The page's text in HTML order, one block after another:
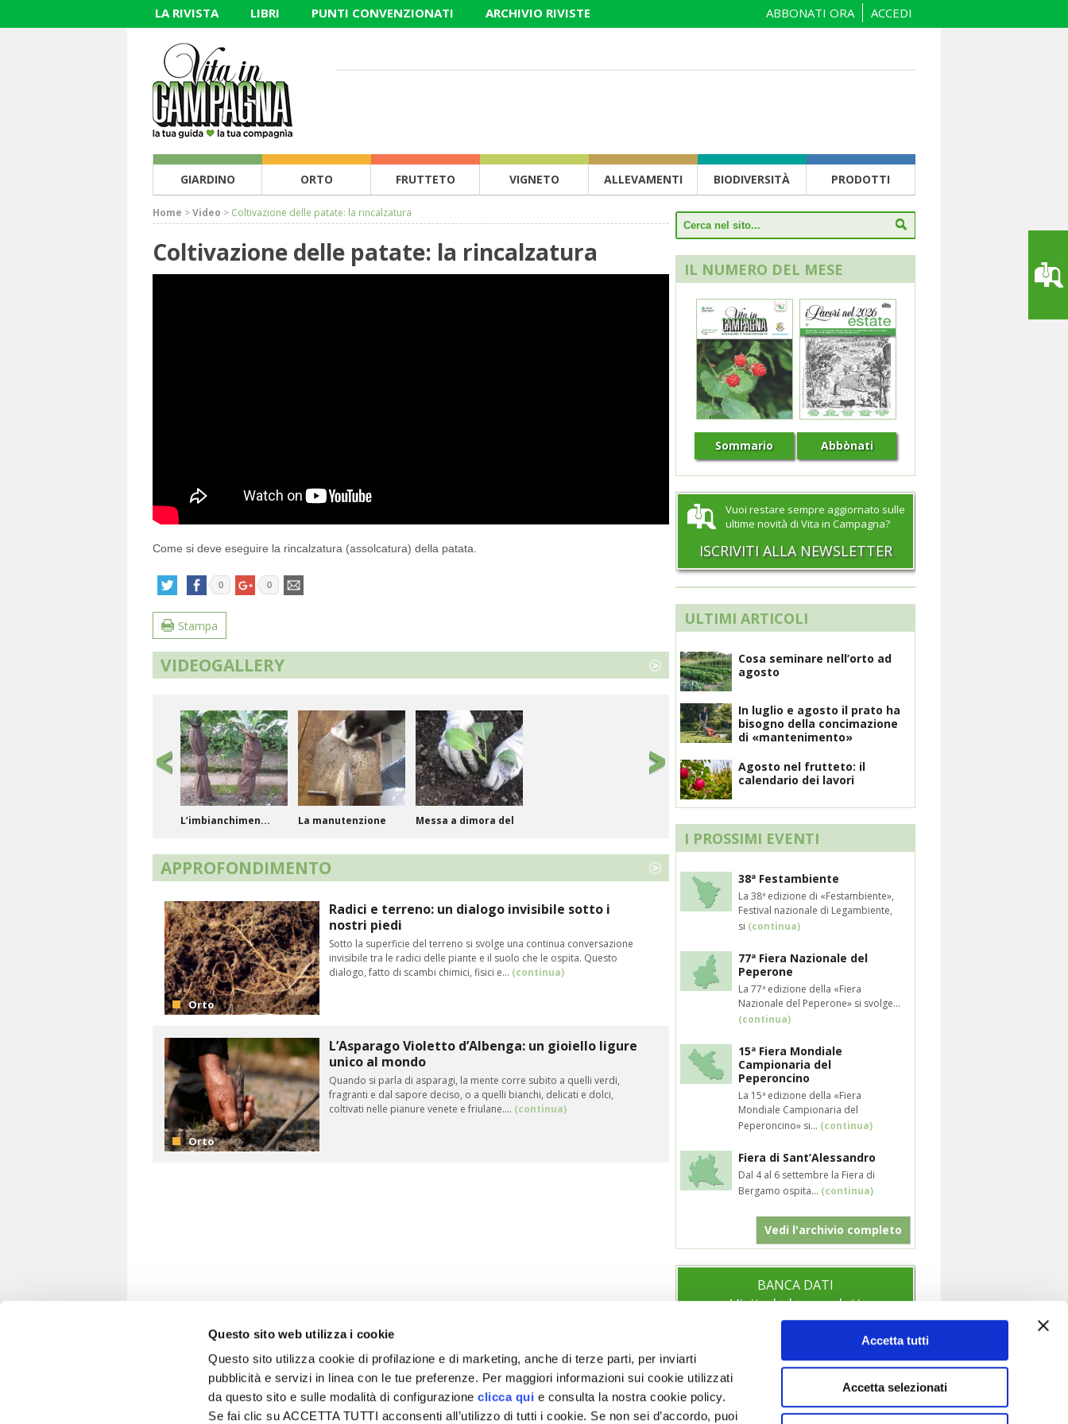
Questo sito web utilizza i cookie
Questo sito utilizza cookie di profilazione e di marketing, anche di terze parti, per inviarti
pubblicità e servizi in linea con le tue preferenze. Per maggiori informazioni sui cookie utilizzati
da questo sito e sulle modalità di configurazioneclicca qui e consulta la nostra cookie policy.
Se fai clic su ACCETTA TUTTI acconsenti all’utilizzo di tutti i cookie. Se non sei d’accordo, puoi
Accetta tutti
Accetta selezionati
LA RIVISTA LIBRI PUNTI CONVENZIONATI ARCHIVIO RIVISTE ACCEDI
ABBONATI ORA
GIARDINO ORTO FRUTTETO VIGNETO ALLEVAMENTI BIODIVERSITÀ PRODOTTI
Home >Video > Coltivazione delle patate: la rincalzatura
Coltivazione delle patate: la rincalzatura
Come si deve eseguire la rincalzatura (assolcatura) della patata.
0 0
Stampa
VIDEOGALLERY
L’imbianchimen...
La manutenzione
Messa a dimora del
Messa a dimora
dello...
Come eseguire i
lavo...
La semina del
fagiol...
Coltivazione delle
p...
Semina anticipata
de...
APPROFONDIMENTO
Orto
Radici e terreno: un dialogo invisibile sotto i
nostri piedi
Sotto la superficie del terreno si svolge una continua conversazione
invisibile tra le radici delle piante e il suolo che le ospita. Questo
dialogo, fatto di scambi chimici, fisici e… (continua)
Orto
L’Asparago Violetto d’Albenga: un gioiello ligure
unico al mondo
Quando si parla di asparagi, la mente corre subito a quelli verdi,
fragranti e dal sapore deciso, o a quelli bianchi, delicati e dolci,
coltivati nelle pianure venete e friulane.… (continua)
IL NUMERO DEL MESE
Sommario Abbònati
Vuoi restare sempre aggiornato sulle
ultime novità di Vita in Campagna?
ISCRIVITI ALLA NEWSLETTER
ULTIMI ARTICOLI
Cosa seminare nell’orto ad
agosto
In luglio e agosto il prato ha
bisogno della concimazione
di «mantenimento»
Agosto nel frutteto: il
calendario dei lavori
I PROSSIMI EVENTI
38ª Festambiente
La 38ª edizione di «Festambiente»,
Festival nazionale di Legambiente,
si (continua)
77ª Fiera Nazionale del
Peperone
La 77ª edizione della «Fiera
Nazionale del Peperone» si svolge...
(continua)
15ª Fiera Mondiale
Campionaria del
Peperoncino
La 15ª edizione della «Fiera
Mondiale Campionaria del
Peperoncino» si... (continua)
Fiera di Sant’Alessandro
Dal 4 al 6 settembre la Fiera di
Bergamo ospita... (continua)
Vedi l'archivio completo
BANCA DATI
Visita la banca dati
VITA IN CAMPAGNA
© 2026 - Tutti i diritti riservati
ESPLORA VITA IN CAMPAGNA
Chi siamo Note legali
SEZIONI
Giardino Allevamenti
SOCIAL
Segui anche i nostri profili social per